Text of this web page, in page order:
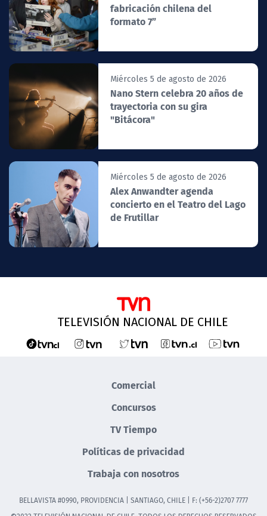
fabricación chilena del
formato 7”
Miércoles 5 de agosto de 2026
Nano Stern celebra 20 años de
trayectoria con su gira
"Bitácora"
Miércoles 5 de agosto de 2026
Alex Anwandter agenda
concierto en el Teatro del Lago
de Frutillar
TELEVISIÓN NACIONAL DE CHILE
Comercial
Concursos
TV Tiempo
Políticas de privacidad
Trabaja con nosotros
BELLAVISTA #0990, PROVIDENCIA | SANTIAGO, CHILE | F: (+56-2)2707 7777